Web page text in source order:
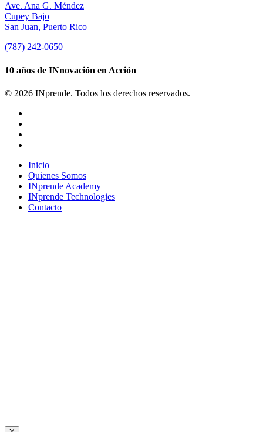
Ave. Ana G. Méndez
Cupey Bajo
San Juan, Puerto Rico
(787) 242-0650
10 años de INnovación en Acción
© 2026 INprende. Todos los derechos reservados.
Close
Menu
Inicio
Quienes Somos
INprende Academy
INprende Technologies
Contacto